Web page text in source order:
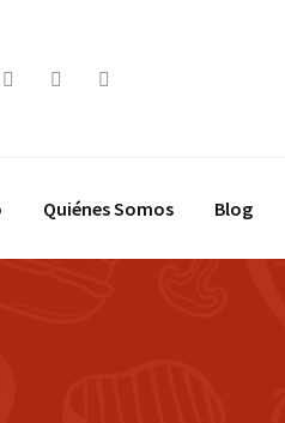
Quiénes Somos Blog